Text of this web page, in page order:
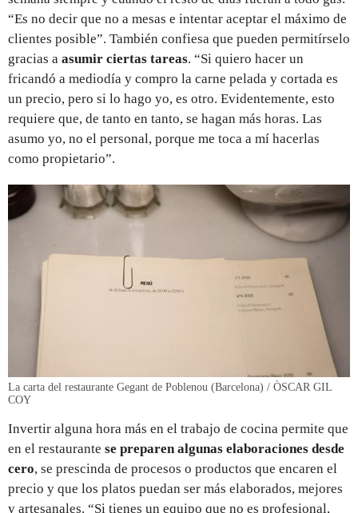
“Es no decir que no a mesas e intentar aceptar el máximo de
clientes posible”. También confiesa que pueden permitírselo
gracias a asumir ciertas tareas. “Si quiero hacer un
fricandó a mediodía y compro la carne pelada y cortada es
un precio, pero si lo hago yo, es otro. Evidentemente, esto
requiere que, de tanto en tanto, se hagan más horas. Las
asumo yo, no el personal, porque me toca a mí hacerlas
como propietario”.
La carta del restaurante Gegant de Poblenou (Barcelona) / ÒSCAR GIL
COY
Invertir alguna hora más en el trabajo de cocina permite que
en el restaurante se preparen algunas elaboraciones desde
cero, se prescinda de procesos o productos que encaren el
precio y que los platos puedan ser más elaborados, mejores
y artesanales. “Si tienes un equipo que no es profesional,